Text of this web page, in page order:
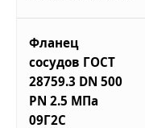
Фланец
сосудов ГОСТ
28759.3 DN 500
PN 2.5 МПа
09Г2С